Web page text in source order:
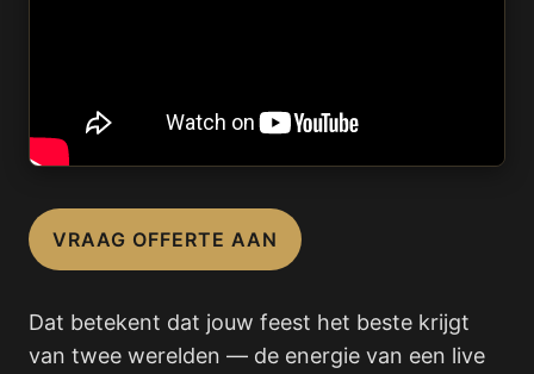
VRAAG OFFERTE AAN
Dat betekent dat jouw feest het beste krijgt
van twee werelden — de energie van een live